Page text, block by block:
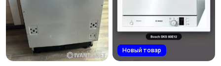
Стиральные машины
одеждой2
Новый товар